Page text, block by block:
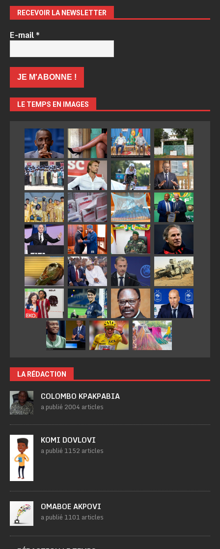
RECEVOIR LA NEWSLETTER
E-mail*
LE TEMPS EN IMAGES
LA RÉDACTION
COLOMBO KPAKPABIA
a publié 2004 articles
KOMI DOVLOVI
a publié 1152 articles
OMABOE AKPOVI
a publié 1101 articles